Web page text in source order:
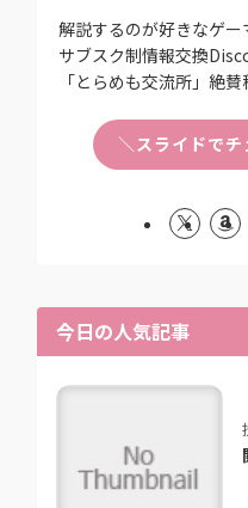
解説するのが好きなゲー
サブスク制情報交換
「とらめも交流所」絶賛
＼スライドで
今日の人気記事